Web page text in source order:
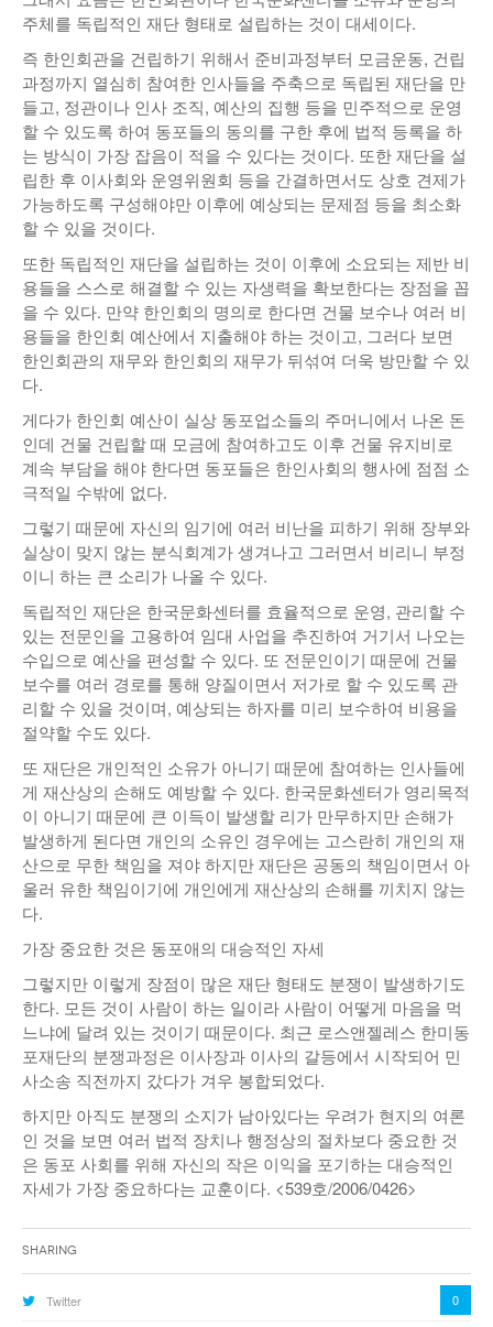
주체를 독립적인 재단 형태로 설립하는 것이 대세이다.
즉 한인회관을 건립하기 위해서 준비과정부터 모금운동, 건립
과정까지 열심히 참여한 인사들을 주축으로 독립된 재단을 만
들고, 정관이나 인사 조직, 예산의 집행 등을 민주적으로 운영
할 수 있도록 하여 동포들의 동의를 구한 후에 법적 등록을 하
는 방식이 가장 잡음이 적을 수 있다는 것이다. 또한 재단을 설
립한 후 이사회와 운영위원회 등을 간결하면서도 상호 견제가
가능하도록 구성해야만 이후에 예상되는 문제점 등을 최소화
할 수 있을 것이다.
또한 독립적인 재단을 설립하는 것이 이후에 소요되는 제반 비
용들을 스스로 해결할 수 있는 자생력을 확보한다는 장점을 꼽
을 수 있다. 만약 한인회의 명의로 한다면 건물 보수나 여러 비
용들을 한인회 예산에서 지출해야 하는 것이고, 그러다 보면
한인회관의 재무와 한인회의 재무가 뒤섞여 더욱 방만할 수 있
다.
게다가 한인회 예산이 실상 동포업소들의 주머니에서 나온 돈
인데 건물 건립할 때 모금에 참여하고도 이후 건물 유지비로
계속 부담을 해야 한다면 동포들은 한인사회의 행사에 점점 소
극적일 수밖에 없다.
그렇기 때문에 자신의 임기에 여러 비난을 피하기 위해 장부와
실상이 맞지 않는 분식회계가 생겨나고 그러면서 비리니 부정
이니 하는 큰 소리가 나올 수 있다.
독립적인 재단은 한국문화센터를 효율적으로 운영, 관리할 수
있는 전문인을 고용하여 임대 사업을 추진하여 거기서 나오는
수입으로 예산을 편성할 수 있다. 또 전문인이기 때문에 건물
보수를 여러 경로를 통해 양질이면서 저가로 할 수 있도록 관
리할 수 있을 것이며, 예상되는 하자를 미리 보수하여 비용을
절약할 수도 있다.
또 재단은 개인적인 소유가 아니기 때문에 참여하는 인사들에
게 재산상의 손해도 예방할 수 있다. 한국문화센터가 영리목적
이 아니기 때문에 큰 이득이 발생할 리가 만무하지만 손해가
발생하게 된다면 개인의 소유인 경우에는 고스란히 개인의 재
산으로 무한 책임을 져야 하지만 재단은 공동의 책임이면서 아
울러 유한 책임이기에 개인에게 재산상의 손해를 끼치지 않는
다.
가장 중요한 것은 동포애의 대승적인 자세
그렇지만 이렇게 장점이 많은 재단 형태도 분쟁이 발생하기도
한다. 모든 것이 사람이 하는 일이라 사람이 어떻게 마음을 먹
느냐에 달려 있는 것이기 때문이다. 최근 로스앤젤레스 한미동
포재단의 분쟁과정은 이사장과 이사의 갈등에서 시작되어 민
사소송 직전까지 갔다가 겨우 봉합되었다.
하지만 아직도 분쟁의 소지가 남아있다는 우려가 현지의 여론
인 것을 보면 여러 법적 장치나 행정상의 절차보다 중요한 것
은 동포 사회를 위해 자신의 작은 이익을 포기하는 대승적인
자세가 가장 중요하다는 교훈이다. <539호/2006/0426>
Sharing
Twitter 0